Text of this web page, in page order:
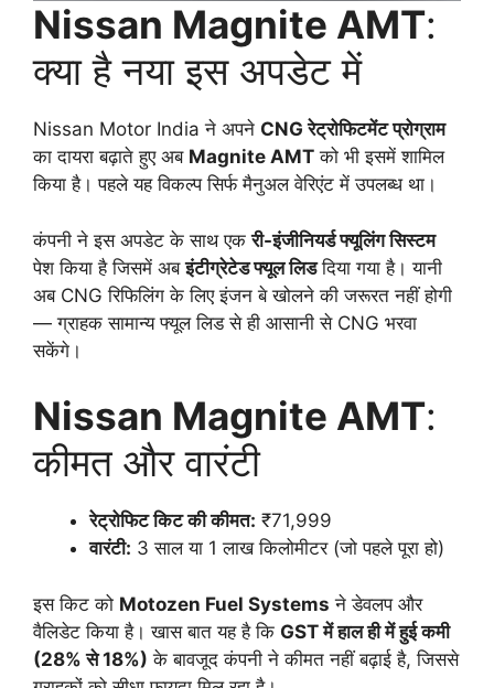
Nissan Magnite AMT:
क्या है नया इस अपडेट में
Nissan Motor India ने अपने CNG रेट्रोफिटमेंट प्रोग्राम
का दायरा बढ़ाते हुए अब Magnite AMT को भी इसमें शामिल
किया है। पहले यह विकल्प सिर्फ मैनुअल वेरिएंट में उपलब्ध था।
कंपनी ने इस अपडेट के साथ एकरी-इंजीनियर्ड फ्यूलिंग सिस्टम
पेश किया है जिसमें अबइंटीग्रेटेड फ्यूल लिडदिया गया है। यानी
अब CNG रिफिलिंग के लिए इंजन बे खोलने की जरूरत नहीं होगी
— ग्राहक सामान्य फ्यूल लिड से ही आसानी से CNG भरवा
सकेंगे।
Nissan Magnite AMT:
कीमत और वारंटी
रेट्रोफिट किट की कीमत: ₹71,999
वारंटी: 3 साल या 1 लाख किलोमीटर (जो पहले पूरा हो)
इस किट को Motozen Fuel Systems ने डेवलप और
वैलिडेट किया है। खास बात यह है कि GST में हाल ही में हुई कमी
(28% से 18%) के बावजूद कंपनी ने कीमत नहीं बढ़ाई है, जिससे